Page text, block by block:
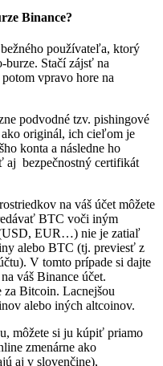
Binance?
používateľa, ktorý
burze. Stačí zájsť na
vpravo hore na
podvodné tzv. pishingové
originál, ich cieľom je
konta a následne ho
aj bezpečnostný certifikát
na váš účet môžete
BTC voči iným
EUR…) nie je zatiaľ
alebo BTC (tj. previesť z
V tomto prípade si dajte
váš Binance účet.
za Bitcoin. Lacnejšou
alebo iných altcoinov.
môžete si ju kúpiť priamo
zmenárne ako
aj v slovenčine),